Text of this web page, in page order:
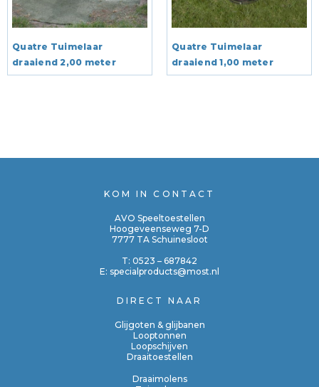
Quatre Tuimelaar
draaiend 2,00 meter
Quatre Tuimelaar
draaiend 1,00 meter
KOM IN CONTACT
AVO Speeltoestellen
Hoogeveenseweg 7-D
7777 TA Schuinesloot
T: 0523 – 687842
E: specialproducts@most.nl
DIRECT NAAR
Glijgoten & glijbanen
Looptonnen
Loopschijven
Draaitoestellen
Draaimolens